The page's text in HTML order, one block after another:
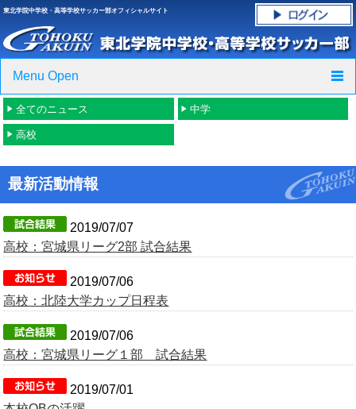
東北学院中学校・高等学校サッカー部オフィシャルサイト
Menu Open
TOP
フォトギャラリー
全てのニュース 中学
高校
最新活動情報
2019/07/07
高校：宮城県リーグ2部 試合結果
2019/07/06
高校：北陸大学カップ日程表
2019/07/06
高校：宮城県リーグ１部 試合結果
2019/07/01